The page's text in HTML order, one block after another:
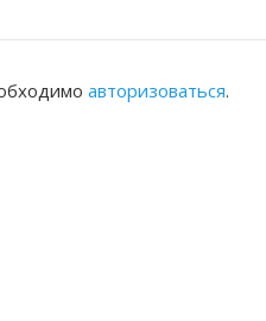
авторизоваться.